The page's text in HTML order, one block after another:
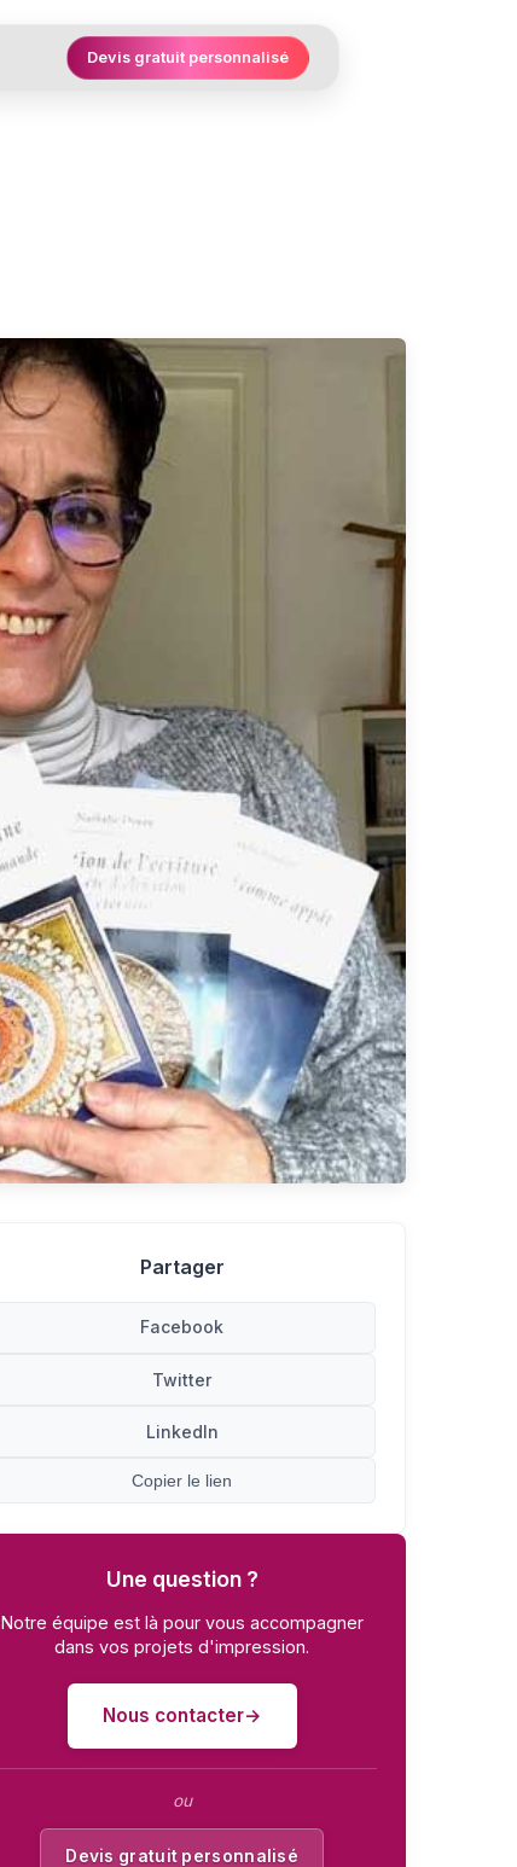
Devis gratuit personnalisé
Partager
Facebook
Twitter
LinkedIn
Copier le lien
Une question ?
Notre équipe est là pour vous accompagner
dans vos projets d'impression.
Nous contacter
ou
Devis gratuit personnalisé